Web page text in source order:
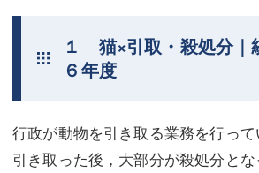
交通事故
不動産登記
調査・書面作成
不動産登記
商業登記
債務整理
１ 猫×引取・殺処分｜
６年度
行政が動物を引き取る業務を行って
引き取った後，大部分が殺処分とな